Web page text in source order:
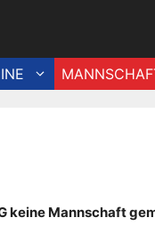
keine Mannschaft